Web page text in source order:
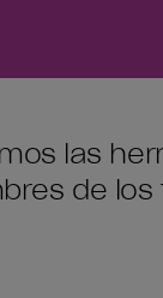
las
de